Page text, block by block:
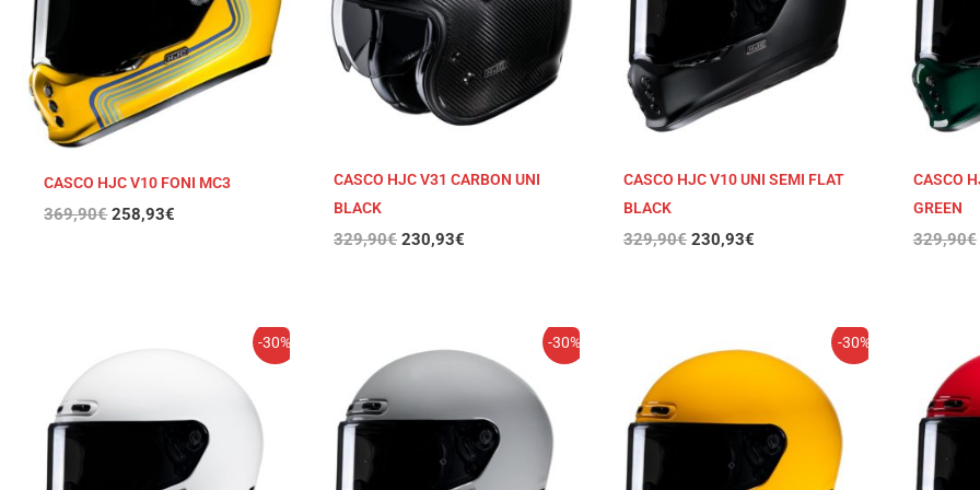
CASCO HJC V10 FONI MC3
369,90€ 258,93€
CASCO HJC V31 CARBON UNI
BLACK
329,90€ 230,93€
CASCO HJC V10 UNI SEMI FLAT
BLACK
329,90€ 230,93€
CASCO
GREEN
329,90€
-30%
329,90€.230,93€.
-30%
precio
era:
329,90€.
precio
es:
230,93€.
-30%
precio
329,90€.
precio
actual
230,93€.